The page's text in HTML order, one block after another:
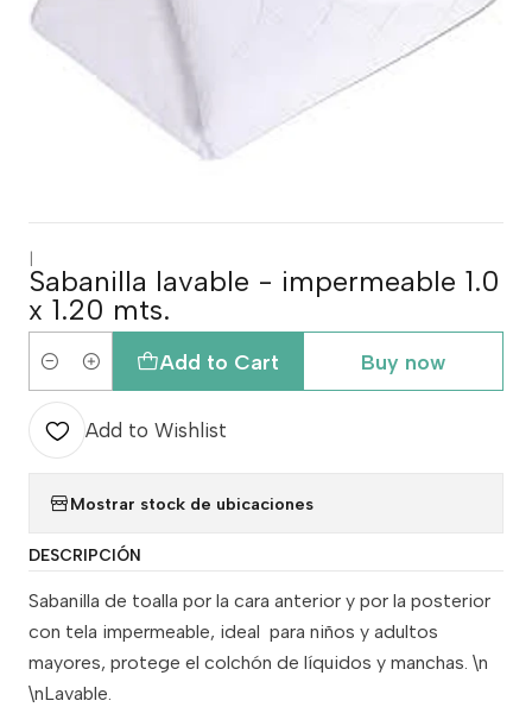
Sabanilla lavable - impermeable 1.0
x 1.20 mts.
Quantity
Add to Cart Buy now
Add to Wishlist
Mostrar stock de ubicaciones
DESCRIPCIÓN
Sabanilla de toalla por la cara anterior y por la posterior
con tela impermeable, ideal para niños y adultos
mayores, protege el colchón de líquidos y manchas. \n
\nLavable.